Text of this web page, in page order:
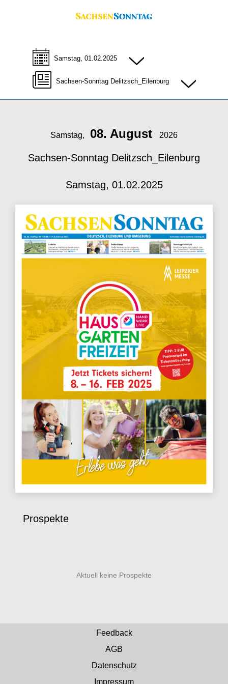
Samstag, 01.02.2025
Sachsen-Sonntag Delitzsch_Eilenburg
Samstag, 08. August 2026
Sachsen-Sonntag Delitzsch_Eilenburg
Samstag, 01.02.2025
Prospekte
Feedback
AGB
Datenschutz
Impressum